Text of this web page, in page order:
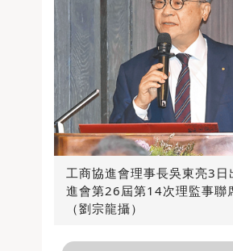
工商協進會理事長吳東亮3日
進會第26屆第14次理監事聯
（劉宗龍攝）